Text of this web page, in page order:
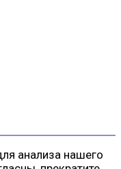
анализа нашего